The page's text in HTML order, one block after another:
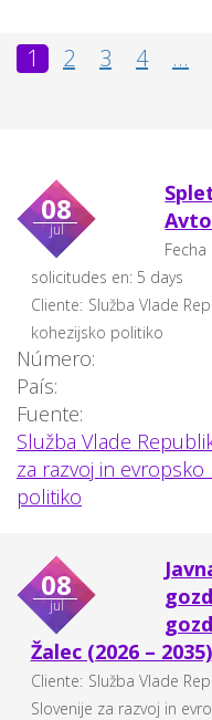
1 2 3 4 ...
08
jul
solicitudes en: 5 days
Cliente: Služba Vlade
kohezijsko politiko
Número:
País:
Fuente:
Služba Vlade
za razvoj in evropsko
politiko
08
jul
Žalec (2026 – 2035)
Cliente: Služba Vlade
Slovenije za razvoj in